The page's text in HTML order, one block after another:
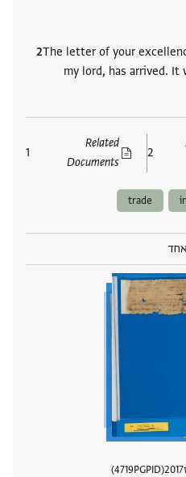
The letter of your
my lord, has arrived.
2
Related
Documents
1
trade
אחד
2017
PGPID
4719